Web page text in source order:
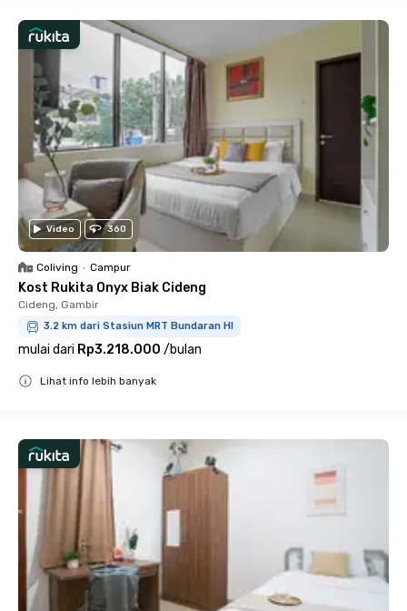
Video 360
Coliving • Campur
Kost Rukita Onyx Biak Cideng
Cideng, Gambir
3.2 km dari Stasiun MRT Bundaran HI
mulai dari Rp3.218.000 /bulan
Lihat info lebih banyak